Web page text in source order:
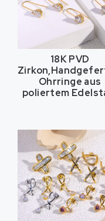
18K PVD
Ohrringe aus
poliertem